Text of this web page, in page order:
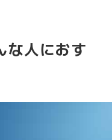
人におす